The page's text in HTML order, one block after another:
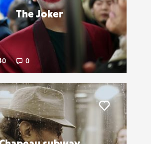
The Joker
0
Liker